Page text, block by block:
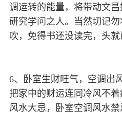
调运转的能量，将带动文
研究学问之人。当然切记
吹，免得书还没读完，头就
6、卧室生财旺气，空调出
把家中的财运连同冷风不
风水大忌，卧室空调风水禁